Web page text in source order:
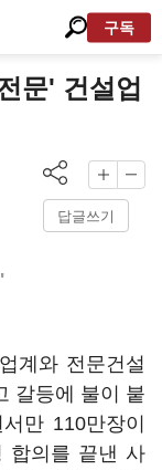
구독
문' 건설업
답글쓰기
계와 전문건설
갈등에 불이 붙
만 110만장이
합의를 끝낸 사